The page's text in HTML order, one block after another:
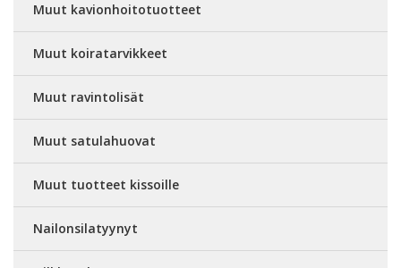
Muut kavionhoitotuotteet
Muut koiratarvikkeet
Muut ravintolisät
Muut satulahuovat
Muut tuotteet kissoille
Nailonsilatyynyt